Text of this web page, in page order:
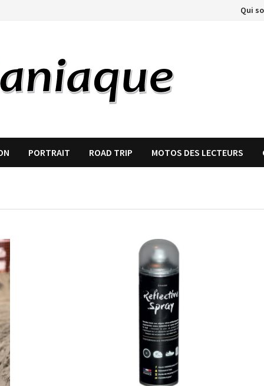
Qui
PORTRAIT ROAD TRIP MOTOS DES LECTEURS